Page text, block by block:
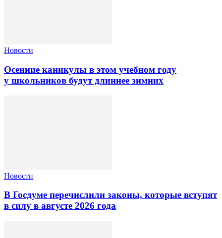
Новости
Осенние каникулы в этом учебном году
у школьников будут длиннее зимних
Новости
В Госдуме перечислили законы, которые вступят
в силу в августе 2026 года